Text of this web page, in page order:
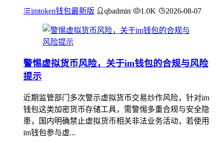
imtoken钱包最新版 qbadmin 1.0K 2026-08-07
警惕虚拟货币风险，关于im钱包的合规与风险
提示
近期监管部门多次警示虚拟货币交易炒作风险，针对im
钱包这类加密货币存储工具，需警惕多重合规与安全隐
患，国内明确禁止虚拟货币相关非法业务活动，若使用
im钱包参与虚...